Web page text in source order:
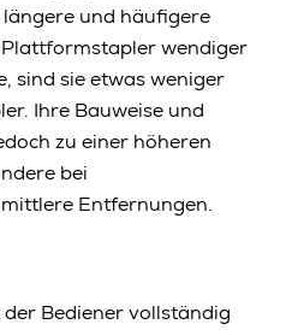
und häufigere
wendiger
sind sie etwas weniger
Ihre Bauweise und
zu einer höheren
bei
Entfernungen.
Bediener vollständig